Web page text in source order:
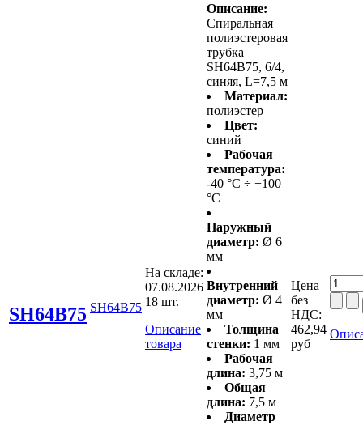
SH64B75 SH64B75
На складе:
07.08.2026
18 шт.
Описание
товара
Описание:
Спиральная
полиэстеровая
трубка
SH64B75, 6/4,
синяя, L=7,5 м
Материал:
полиэстер
Цвет:
синий
Рабочая
температура:
-40 °С ÷ +100
°С
Наружный
диаметр: Ø 6
мм
Внутренний
диаметр: Ø 4
мм
Толщина
стенки: 1 мм
Рабочая
длина: 3,75 м
Общая
длина: 7,5 м
Диаметр
Цена
без
НДС:
462,94
руб